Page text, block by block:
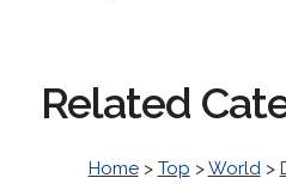
Related
Home> Top >World>